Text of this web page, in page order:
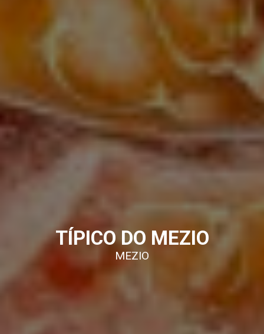
TÍPICO DO MEZIO
MEZIO